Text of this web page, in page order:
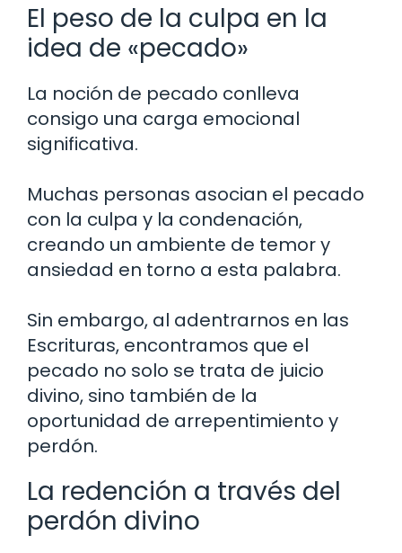
El peso de la culpa en la
idea de «pecado»
La noción de pecado conlleva
consigo una carga emocional
significativa.
Muchas personas asocian el pecado
con la culpa y la condenación,
creando un ambiente de temor y
ansiedad en torno a esta palabra.
Sin embargo, al adentrarnos en las
Escrituras, encontramos que el
pecado no solo se trata de juicio
divino, sino también de la
oportunidad de arrepentimiento y
perdón.
La redención a través del
perdón divino